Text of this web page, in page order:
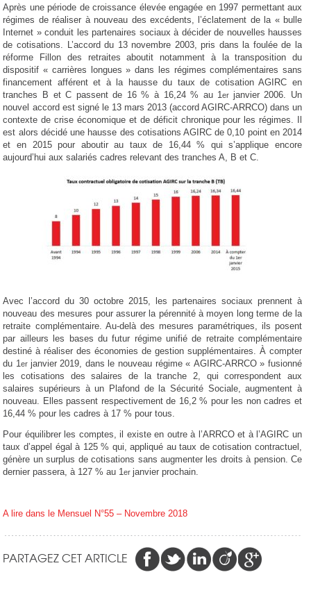
Après une période de croissance élevée engagée en 1997 permettant aux
régimes de réaliser à nouveau des excédents, l’éclatement de la « bulle
Internet » conduit les partenaires sociaux à décider de nouvelles hausses
de cotisations. L’accord du 13 novembre 2003, pris dans la foulée de la
réforme Fillon des retraites aboutit notamment à la transposition du
dispositif « carrières longues » dans les régimes complémentaires sans
financement afférent et à la hausse du taux de cotisation AGIRC en
tranches B et C passent de 16 % à 16,24 % au 1er janvier 2006. Un
nouvel accord est signé le 13 mars 2013 (accord AGIRC-ARRCO) dans un
contexte de crise économique et de déficit chronique pour les régimes. Il
est alors décidé une hausse des cotisations AGIRC de 0,10 point en 2014
et en 2015 pour aboutir au taux de 16,44 % qui s’applique encore
aujourd’hui aux salariés cadres relevant des tranches A, B et C.
Avec l’accord du 30 octobre 2015, les partenaires sociaux prennent à
nouveau des mesures pour assurer la pérennité à moyen long terme de la
retraite complémentaire. Au-delà des mesures paramétriques, ils posent
par ailleurs les bases du futur régime unifié de retraite complémentaire
destiné à réaliser des économies de gestion supplémentaires. À compter
du 1er janvier 2019, dans le nouveau régime « AGIRC-ARRCO » fusionné
les cotisations des salaires de la tranche 2, qui correspondent aux
salaires supérieurs à un Plafond de la Sécurité Sociale, augmentent à
nouveau. Elles passent respectivement de 16,2 % pour les non cadres et
16,44 % pour les cadres à 17 % pour tous.
Pour équilibrer les comptes, il existe en outre à l’ARRCO et à l’AGIRC un
taux d’appel égal à 125 % qui, appliqué au taux de cotisation contractuel,
génère un surplus de cotisations sans augmenter les droits à pension. Ce
dernier passera, à 127 % au 1erjanvier prochain.
A lire dans le Mensuel N°55 – Novembre 2018
PARTAGEZ CET ARTICLE